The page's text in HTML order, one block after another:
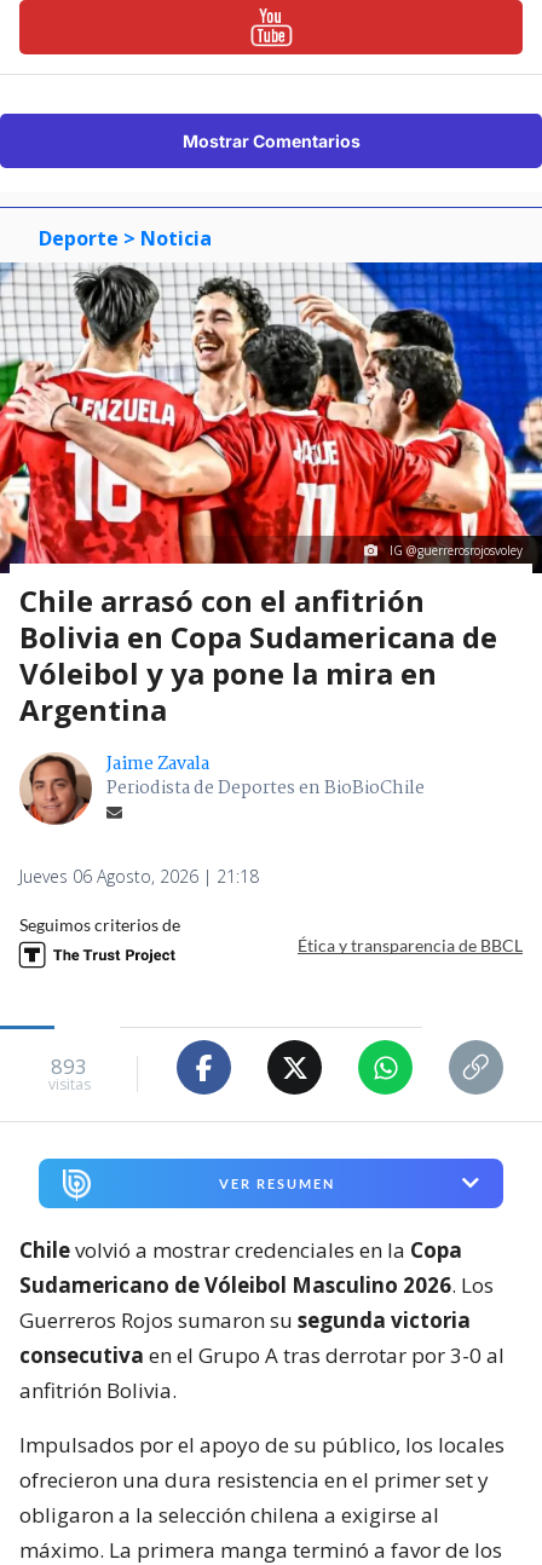
Mostrar Comentarios
Deporte > Noticia
IG @guerrerosrojosvoley
Chile arrasó con el anfitrión
Bolivia en Copa Sudamericana de
Vóleibol y ya pone la mira en
Argentina
Jaime Zavala
Periodista de Deportes en BioBioChile
Jueves 06 Agosto, 2026 | 21:18
Seguimos criterios de
Ética y transparencia de BBCL
893
visitas
VER RESUMEN
Chilevolvió a mostrar credenciales en la Copa
Sudamericano de Vóleibol Masculino 2026. Los
Guerreros Rojos sumaron su segunda victoria
consecutiva en el Grupo A tras derrotar por 3-0 al
anfitrión Bolivia.
Impulsados por el apoyo de su público, los locales
ofrecieron una dura resistencia en el primer set y
obligaron a la selección chilena a exigirse al
máximo. La primera manga terminó a favor de los